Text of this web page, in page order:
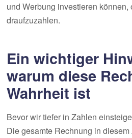
und Werbung investieren können,
draufzuzahlen.
Ein wichtiger
warum diese
Wahrheit ist
Bevor wir tiefer in Zahlen
Die gesamte Rechnung in